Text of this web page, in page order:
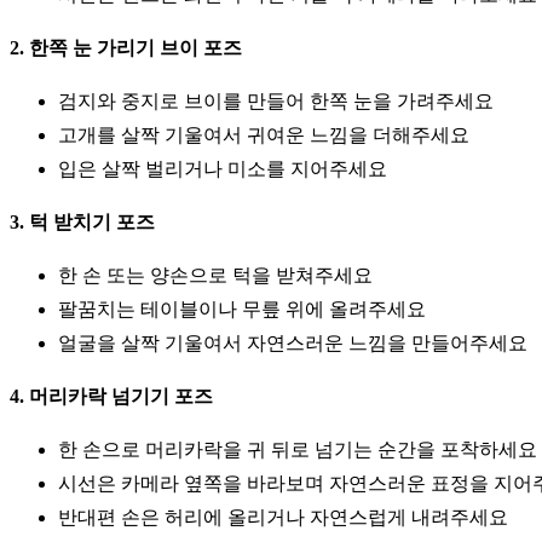
2. 한쪽 눈 가리기 브이 포즈
검지와 중지로 브이를 만들어 한쪽 눈을 가려주세요
고개를 살짝 기울여서 귀여운 느낌을 더해주세요
입은 살짝 벌리거나 미소를 지어주세요
3. 턱 받치기 포즈
한 손 또는 양손으로 턱을 받쳐주세요
팔꿈치는 테이블이나 무릎 위에 올려주세요
얼굴을 살짝 기울여서 자연스러운 느낌을 만들어주세요
4. 머리카락 넘기기 포즈
한 손으로 머리카락을 귀 뒤로 넘기는 순간을 포착하세요
시선은 카메라 옆쪽을 바라보며 자연스러운 표정을 지어
반대편 손은 허리에 올리거나 자연스럽게 내려주세요